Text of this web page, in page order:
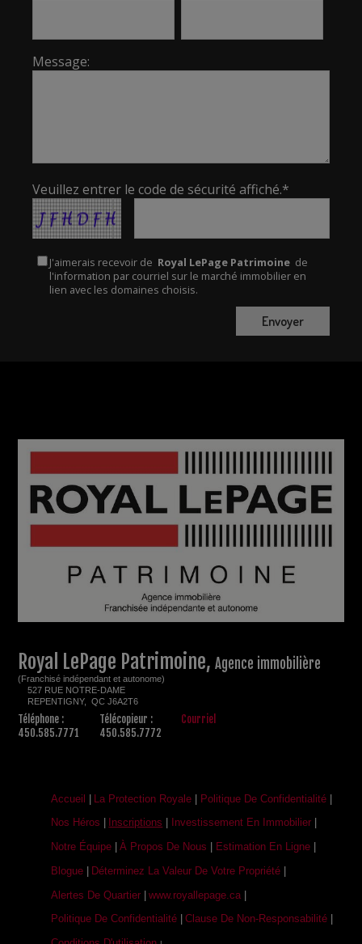
Message:
Veuillez entrer le code de sécurité affiché.*
J'aimerais recevoir de Royal LePage Patrimoine de
l'information par courriel sur le marché immobilier en
lien avec les domaines choisis.
Royal LePage Patrimoine,Agence immobilière
(Franchisé indépendant et autonome)
527 RUE NOTRE-DAME
REPENTIGNY, QC J6A2T6
Téléphone :
450.585.7771
Télécopieur :
450.585.7772
Courriel
Accueil | La Protection Royale | Politique De Confidentialité |
Nos Héros
Inscriptions Investissement En Immobilier
Notre Équipe
À Propos De Nous Estimation En Ligne
Blogue
Déterminez La Valeur De Votre Propriété
Alertes De Quartier | www.royallepage.ca |
Politique De Confidentialité
Clause De Non-Responsabilité